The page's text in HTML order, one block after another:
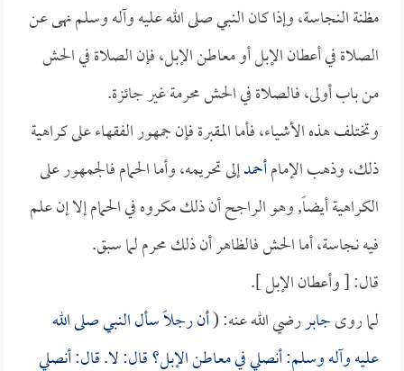
مظنة النجاسة، وإذا كان النبي صلى الله عليه وآله وسلم نهى عن
الصلاة في أعطان الإبل أو معاطن الإبل، فإن الصلاة في الحش
من باب أولى، فالصلاة في الحش محرمة غير جائزة.
وتختلف هذه الأشياء، فأما المقبرة فإن جمهور الفقهاء على كراهية
ذلك، وذهب الإمامأحمدإلى تحريمه، وأما الحمام فالجمهور على
الكراهية أيضاً, وهو الراجح أن ذلك مكروه في الحمام إلا إن علم
فيه نجاسة، أما الحش فالظاهر أن ذلك محرم لما سبق.
قال: [ وأعطان الإبل ].
لما روىجابررضي الله عنه: (أن رجلاً سأل النبي صلى الله
عليه وآله وسلم: أنصلي في معاطن الإبل؟ قال: لا. قال: أنصلي